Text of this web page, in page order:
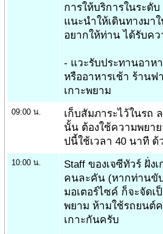
การให้บริการในระดั
แนะนำให้เดินทางมา
อยากให้ท่าน ได้รับค
- แวะรับประทานอาห
หรืออาหารเช้า ร้านฟ
เกาะพยาม
09:00 น.
เก็บสัมภาระไว้ในรถ
นั้น ต้องใช้ความพยา
ปนี้ใช้เวลา 40 นาที ด้
10:00 น.
Staff ของเจซีทัวร์ ฝั่ง
คนละคัน (หากท่านขั
มอเตอร์ไซค์ ก็จะจัดเ
พยาม ห้ามใช้รถยนต์ค
เกาะกันครับ